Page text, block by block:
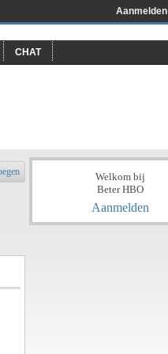
Aanmelden
CHAT
Welkom bij
Beter HBO
Aanmelden